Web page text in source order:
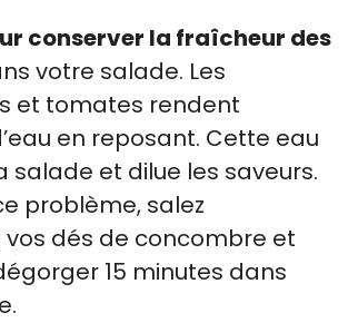
conserver la fraîcheur des
votre salade. Les
et tomates rendent
en reposant. Cette eau
salade et dilue les saveurs.
problème, salez
dés de concombre et
15 minutes dans